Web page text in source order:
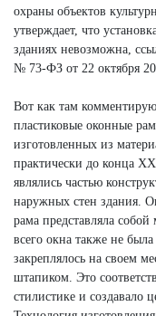
охраны объектов
утверждает, что
зданиях невозможна,
№ 73-ФЗ от 22 октября
Вот как там
пластиковые оконные
изготовленных из
практически до конца
являлись частью
наружных стен здания.
рама представляла
всего окна также не
закреплялось на своем
штапиком. Это
стилистике и создавало